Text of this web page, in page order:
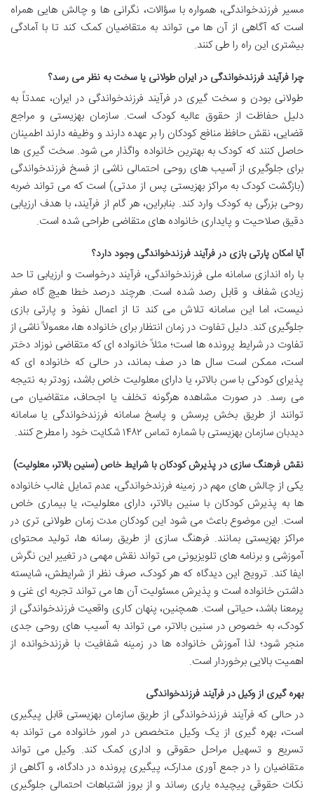
مسیر فرزندخواندگی، همواره با سؤالات، نگرانی ها و چالش هایی همراه
است که آگاهی از آن ها می تواند به متقاضیان کمک کند تا با آمادگی
بیشتری این راه را طی کنند.
چرا فرآیند فرزندخواندگی در ایران طولانی یا سخت به نظر می رسد؟
طولانی بودن و سخت گیری در فرآیند فرزندخواندگی در ایران، عمدتاً به
دلیل حفاظت از حقوق عالیه کودک است. سازمان بهزیستی و مراجع
قضایی، نقش حافظ منافع کودکان را بر عهده دارند و وظیفه دارند اطمینان
حاصل کنند که کودک به بهترین خانواده واگذار می شود. سخت گیری ها
برای جلوگیری از آسیب های روحی احتمالی ناشی از فسخ فرزندخواندگی
(بازگشت کودک به مراکز بهزیستی پس از مدتی) است که می تواند ضربه
روحی بزرگی به کودک وارد کند. بنابراین، هر گام از فرآیند، با هدف ارزیابی
دقیق صلاحیت و پایداری خانواده های متقاضی طراحی شده است.
آیا امکان پارتی بازی در فرآیند فرزندخواندگی وجود دارد؟
با راه اندازی سامانه ملی فرزندخواندگی، فرآیند درخواست و ارزیابی تا حد
زیادی شفاف و قابل رصد شده است. هرچند درصد خطا هیچ گاه صفر
نیست، اما این سامانه تلاش می کند تا از اعمال نفوذ و پارتی بازی
جلوگیری کند. دلیل تفاوت در زمان انتظار برای خانواده ها، معمولاً ناشی از
تفاوت در شرایط پرونده ها است؛ مثلاً خانواده ای که متقاضی نوزاد دختر
است، ممکن است سال ها در صف بماند، در حالی که خانواده ای که
پذیرای کودکی با سن بالاتر، یا دارای معلولیت خاص باشد، زودتر به نتیجه
می رسد. در صورت مشاهده هرگونه تخلف یا اجحاف، متقاضیان می
توانند از طریق بخش پرسش و پاسخ سامانه فرزندخواندگی یا سامانه
دیدبان سازمان بهزیستی با شماره تماس ۱۴۸۲ شکایت خود را مطرح کنند.
نقش فرهنگ سازی در پذیرش کودکان با شرایط خاص (سنین بالاتر، معلولیت)
یکی از چالش های مهم در زمینه فرزندخواندگی، عدم تمایل غالب خانواده
ها به پذیرش کودکان با سنین بالاتر، دارای معلولیت، یا بیماری خاص
است. این موضوع باعث می شود این کودکان مدت زمان طولانی تری در
مراکز بهزیستی بمانند. فرهنگ سازی از طریق رسانه ها، تولید محتوای
آموزشی و برنامه های تلویزیونی می تواند نقش مهمی در تغییر این نگرش
ایفا کند. ترویج این دیدگاه که هر کودک، صرف نظر از شرایطش، شایسته
داشتن خانواده است و پذیرش مسئولیت آن ها می تواند تجربه ای غنی و
پرمعنا باشد، حیاتی است. همچنین، پنهان کاری واقعیت فرزندخواندگی از
کودک، به خصوص در سنین بالاتر، می تواند به آسیب های روحی جدی
منجر شود؛ لذا آموزش خانواده ها در زمینه شفافیت با فرزندخوانده از
اهمیت بالایی برخوردار است.
بهره گیری از وکیل در فرآیند فرزندخواندگی
در حالی که فرآیند فرزندخواندگی از طریق سازمان بهزیستی قابل پیگیری
است، بهره گیری از یک وکیل متخصص در امور خانواده می تواند به
تسریع و تسهیل مراحل حقوقی و اداری کمک کند. وکیل می تواند
متقاضیان را در جمع آوری مدارک، پیگیری پرونده در دادگاه، و آگاهی از
نکات حقوقی پیچیده یاری رساند و از بروز اشتباهات احتمالی جلوگیری